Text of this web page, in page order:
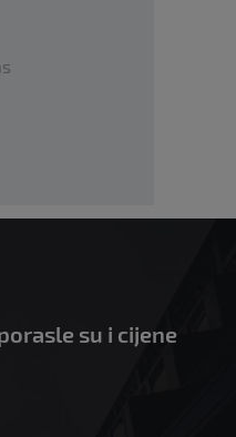
su i cijene